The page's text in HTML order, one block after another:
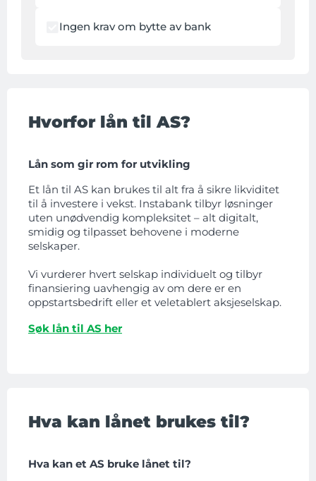
Ingen krav om bytte av bank
Hvorfor lån til AS?
Lån som gir rom for utvikling
Et lån til AS kan brukes til alt fra å sikre likviditet
til å investere i vekst. Instabank tilbyr løsninger
uten unødvendig kompleksitet – alt digitalt,
smidig og tilpasset behovene i moderne
selskaper.
Vi vurderer hvert selskap individuelt og tilbyr
finansiering uavhengig av om dere er en
oppstartsbedrift eller et veletablert aksjeselskap.
Søk lån til AS her
Hva kan lånet brukes til?
Hva kan et AS bruke lånet til?